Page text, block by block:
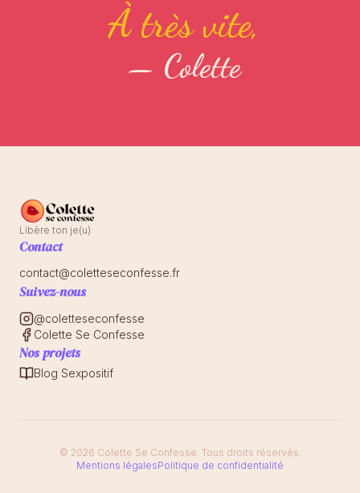
À très vite,
— Colette
Libère ton je(u)
Contact
contact@coletteseconfesse.fr
Suivez-nous
@coletteseconfesse
Colette Se Confesse
Nos projets
Blog Sexpositif
© 2026 Colette Se Confesse. Tous droits réservés.
Mentions légalesPolitique de confidentialité